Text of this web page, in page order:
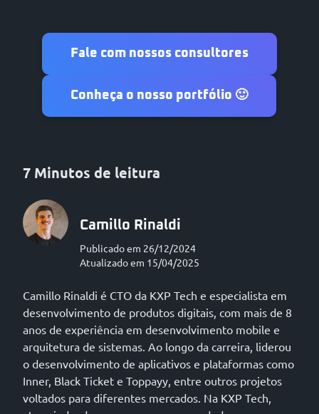
Fale com nossos consultores
Conheça o nosso portfólio 🙂
7 Minutos de leitura
Camillo Rinaldi
Publicado em 26/12/2024
Atualizado em 15/04/2025
Camillo Rinaldi é CTO da KXP Tech e especialista em
desenvolvimento de produtos digitais, com mais de 8
anos de experiência em desenvolvimento mobile e
arquitetura de sistemas. Ao longo da carreira, liderou
o desenvolvimento de aplicativos e plataformas como
Inner, Black Ticket e Toppayy, entre outros projetos
voltados para diferentes mercados. Na KXP Tech,